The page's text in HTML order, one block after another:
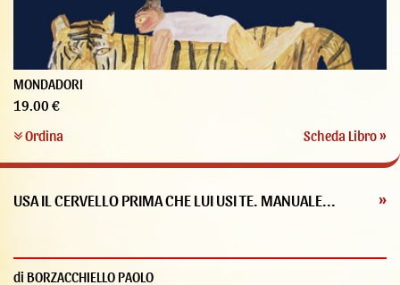
MONDADORI
19.00 €
Ordina
Scheda Libro »
USA IL CERVELLO PRIMA CHE LUI USI TE. MANUALE... »
di BORZACCHIELLO PAOLO